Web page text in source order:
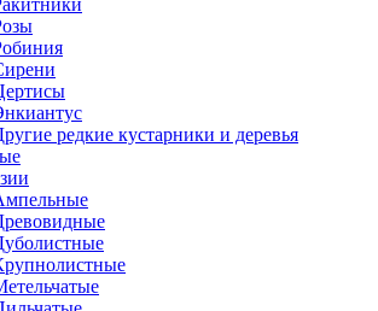
редкие кустарники и деревья